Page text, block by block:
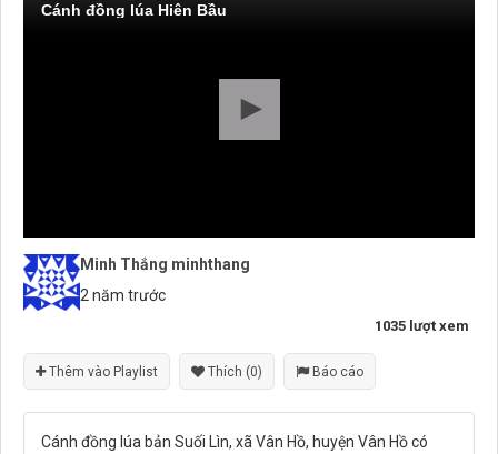
Cánh đồng lúa Hiên Bầu
Minh Thắng minhthang
2 năm trước
1035 lượt xem
Thêm vào Playlist Thích (0) Báo cáo
Cánh đồng lúa bản Suối Lìn, xã Vân Hồ, huyện Vân Hồ có